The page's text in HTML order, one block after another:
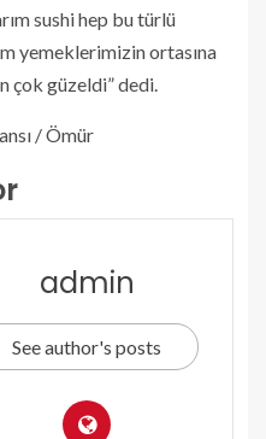
sushi hep bu türlü
yemeklerimizin ortasına
çok güzeldi” dedi.
/ Ömür
admin
See author's posts